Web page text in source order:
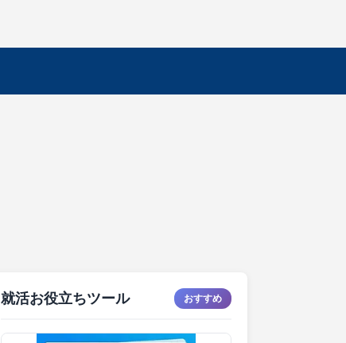
就活お役立ちツール おすすめ